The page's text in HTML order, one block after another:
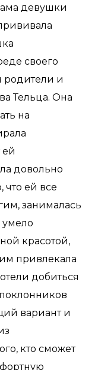
девушки
своего
родители и
Тельца. Она
на
ей
довольно
что ей все
занималась
красотой,
привлекала
добиться
вариант и
кто сможет